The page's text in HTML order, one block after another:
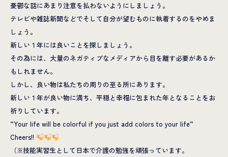
憂鬱な話にあまり注意を払わないようにしましょう。
テレビや雑誌新聞などでそして自分が望むものに執着するのをやめま
しょう。
新しい１年には良いことを探しましょう。
その為には、大量のネガティブなメディアから目を離す必要があるか
もしれません。
しかし、良い物は私たちの周りの至る所にあります。
新しい１年が良い物に満ち、平穏と幸福に包まれた年となることをお
祈りしています。
“Your life will be colorful if you just add colors to your life”
Cheers!!
（※技能実習生として日本で介護の勉強を頑張っています。